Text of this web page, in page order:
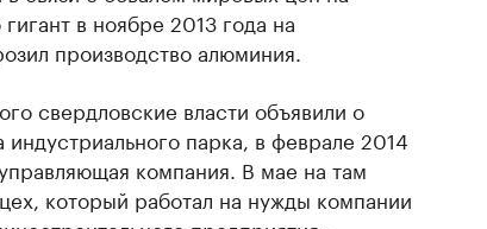
в ноябре 2013 года на
производство алюминия.
свердловские власти объявили о
парка, в феврале 2014
компания. В мае на там
который работал на нужды компании